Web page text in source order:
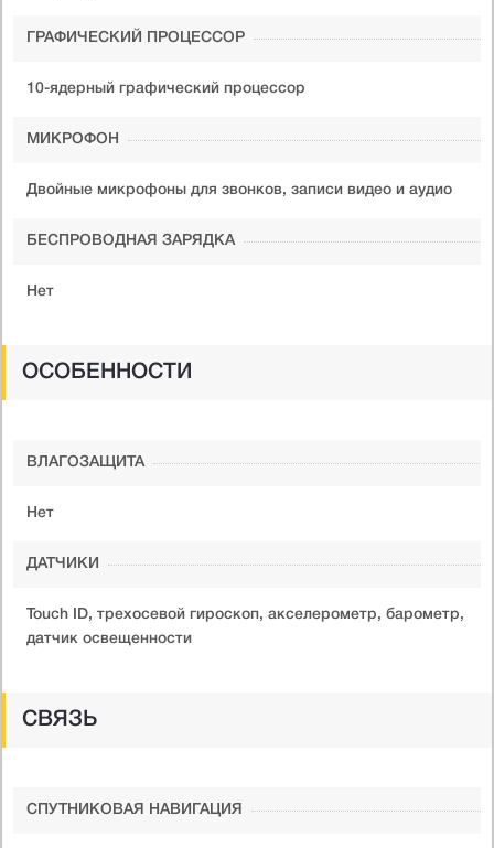
ГРАФИЧЕСКИЙ ПРОЦЕССОР
10-ядерный графический процессор
МИКРОФОН
Двойные микрофоны для звонков, записи видео и аудио
БЕСПРОВОДНАЯ ЗАРЯДКА
Нет
ОСОБЕННОСТИ
ВЛАГОЗАЩИТА
Нет
ДАТЧИКИ
Touch ID, трехосевой гироскоп, акселерометр, барометр,
датчик освещенности
СВЯЗЬ
СПУТНИКОВАЯ НАВИГАЦИЯ